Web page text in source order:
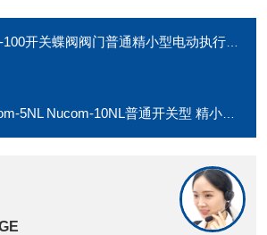
开关蝶阀阀门普通精小型电动执行器
5NL Nucom-10NL普通开关型 精小型电动执行器